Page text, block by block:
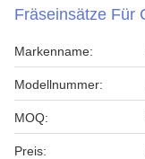
Fräseinsätze Für
Markenname:
Modellnummer:
MOQ:
Preis: